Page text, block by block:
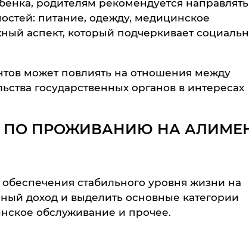
родителям рекомендуется направлять
питание, одежду, медицинское
аспект, который подчеркивает
может повлиять на отношения между
государственных органов в интересах
ПО ПРОЖИВАНИЮ НА
стабильного уровня жизни на
доход и выделить основные категории
обслуживание и прочее.